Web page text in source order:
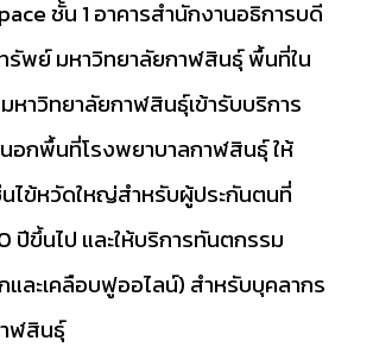
ชั้น 1 อาคารสำนักงานอธิการบดี
รัพย์ มหาวิทยาลัยกาฬสินธุ์ พื้นที่ใน
หาวิทยาลัยกาฬสินธุ์เข้ารับบริการ
อกพื้นที่โรงพยาบาลกาฬสินธุ์ ให้
ไข้หวัดใหญ่สำหรับผู้ประกันตนที่
ปีขึ้นไป และให้บริการทันตกรรม
ละเคลือบฟูออไลน์) สำหรับบุคลากร
ฬสินธุ์